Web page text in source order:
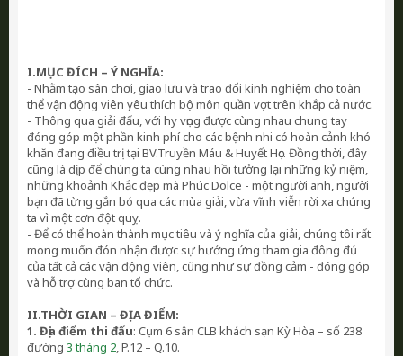
I.MỤC ĐÍCH – Ý NGHĨA:
- Nhằm tạo sân chơi, giao lưu và trao đổi kinh nghiệm cho toàn
thể vận động viên yêu thích bộ môn quần vợt trên khắp cả nước.
- Thông qua giải đấu, với hy vọng được cùng nhau chung tay
đóng góp một phần kinh phí cho các bệnh nhi có hoàn cảnh khó
khăn đang điều trị tại BV.Truyền Máu & Huyết Học. Đồng thời, đây
cũng là dịp để chúng ta cùng nhau hồi tưởng lại những kỷ niệm,
những khoảnh Khắc đẹp mà Phúc Dolce - một người anh, người
bạn đã từng gắn bó qua các mùa giải, vừa vĩnh viễn rời xa chúng
ta vì một cơn đột quỵ.
- Để có thể hoàn thành mục tiêu và ý nghĩa của giải, chúng tôi rất
mong muốn đón nhận được sự hưởng ứng tham gia đông đủ
của tất cả các vận động viên, cũng như sự đồng cảm - đóng góp
và hỗ trợ cùng ban tổ chức.
II.THỜI GIAN – ĐỊA ĐIỂM:
1. Địa điểm thi đấu: Cụm 6 sân CLB khách sạn Kỳ Hòa – số 238
đường 3 tháng 2, P.12 – Q.10.